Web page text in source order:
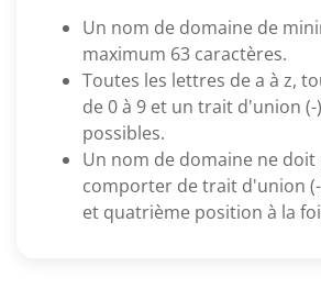
Un nom de domaine de
maximum 63 caractères.
Toutes les lettres de a à z,
de 0 à 9 et un trait d'union
possibles.
Un nom de domaine ne doit
comporter de trait d'union
et quatrième position à la